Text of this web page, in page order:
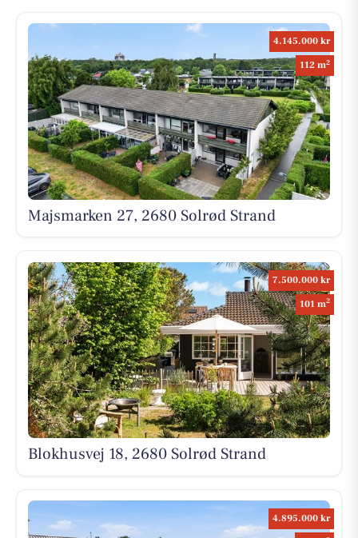
4.145.000 kr
112 m2
Majsmarken 27, 2680 Solrød Strand
7.500.000 kr
101 m2
Blokhusvej 18, 2680 Solrød Strand
4.895.000 kr